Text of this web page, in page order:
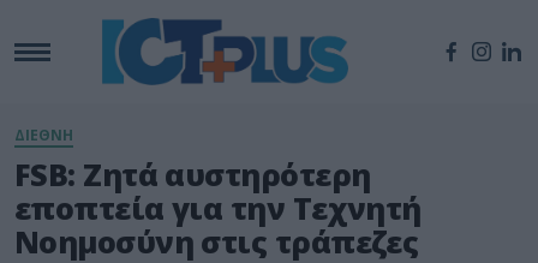
ΔΙΕΘΝΗ
FSB: Ζητά αυστηρότερη
εποπτεία για την Τεχνητή
Νοημοσύνη στις τράπεζες